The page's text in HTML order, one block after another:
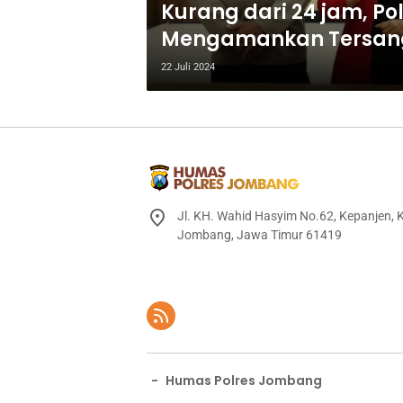
Kurang dari 24 jam,
Mengamankan
22 Juli 2024
Jl. KH. Wahid Hasyim No.62, Kepanjen,
Jombang, Jawa Timur 61419
- Humas Polres Jombang